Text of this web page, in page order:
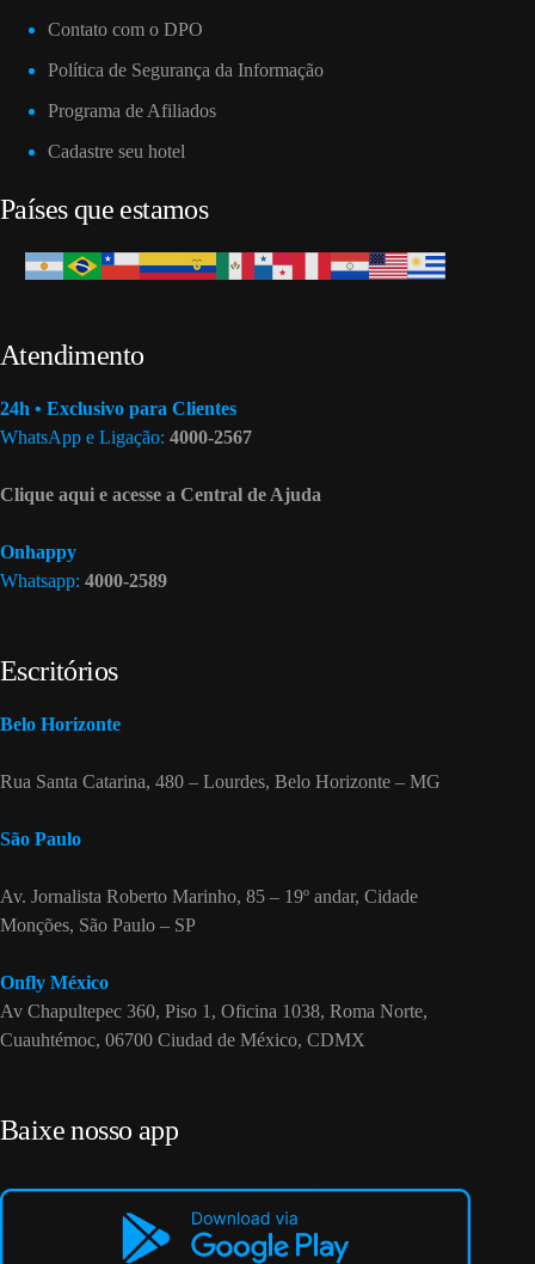
Contato com o DPO
Política de Segurança da Informação
Programa de Afiliados
Cadastre seu hotel
Países que estamos
Atendimento
24h • Exclusivo para Clientes
WhatsApp e Ligação: 4000-2567
Clique aqui e acesse a Central de Ajuda
Onhappy
Whatsapp: 4000-2589
Escritórios
Belo Horizonte
Rua Santa Catarina, 480 – Lourdes, Belo Horizonte – MG
São Paulo
Av. Jornalista Roberto Marinho, 85 – 19º andar, Cidade
Monções, São Paulo – SP
Onfly México
Av Chapultepec 360, Piso 1, Oficina 1038, Roma Norte,
Cuauhtémoc, 06700 Ciudad de México, CDMX
Baixe nosso app